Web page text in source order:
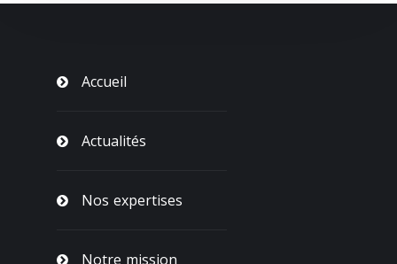
Accueil
Actualités
Nos expertises
Notre mission